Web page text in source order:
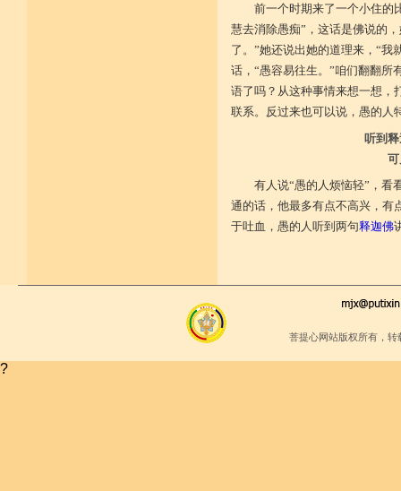
前一个时期来了一个小住的
慧去消除愚痴”，这话是佛说的
了。”她还说出她的道理来，“我
话，“愚容易往生。”咱们翻翻所
语了吗？从这种事情来想一想，
联系。反过来也可以说，愚的人
听到
有人说“愚的人烦恼轻”，看
通的话，他最多有点不高兴，有
于吐血，愚的人听到两句释迦佛
菩提心网站版权所有，
?